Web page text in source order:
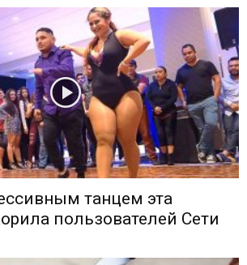
танцем эта
пользователей Сети